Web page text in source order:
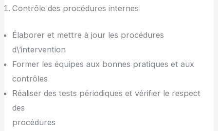
Contrôle des procédures internes
Élaborer et mettre à jour les procédures
d\’intervention
Former les équipes aux bonnes pratiques et aux
contrôles
Réaliser des tests périodiques et vérifier le respect
des
procédures